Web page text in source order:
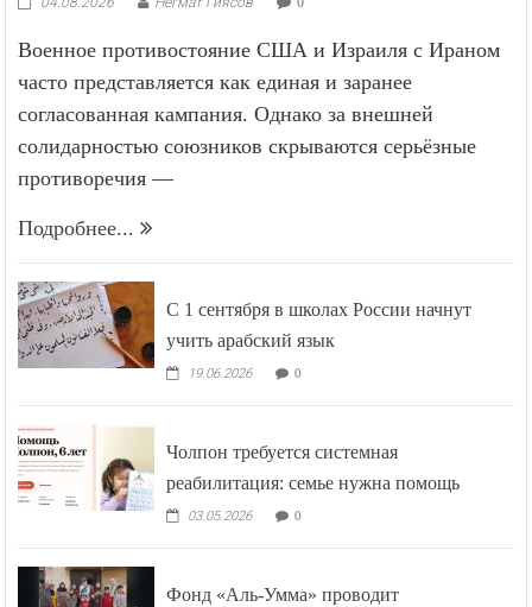
Военное противостояние США и Израиля с Ираном
часто представляется как единая и заранее
согласованная кампания. Однако за внешней
солидарностью союзников скрываются серьёзные
противоречия —
Подробнее...
С 1 сентября в школах России начнут
учить арабский язык
19.06.2026 0
Чолпон требуется системная
реабилитация: семье нужна помощь
03.05.2026 0
Фонд «Аль-Умма» проводит